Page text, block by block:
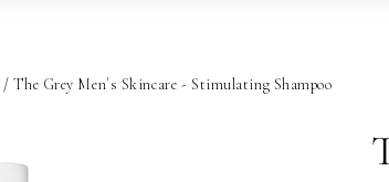
/ The Grey Men´s Skincare - Stimulating Shampoo